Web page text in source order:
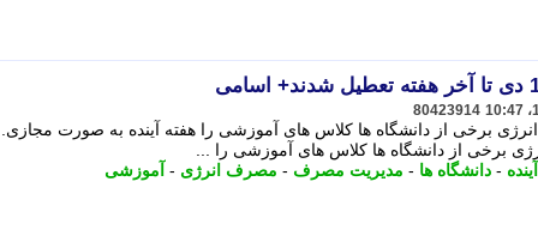
80423914
برخی از دانشگاه ها کلاس های آموزشی را هفته آینده به صورت
برخی از دانشگاه ها کلاس های آموزشی را ...
- دانشگاه ها - مدیریت مصرف - مصرف انرژی - آموزشی